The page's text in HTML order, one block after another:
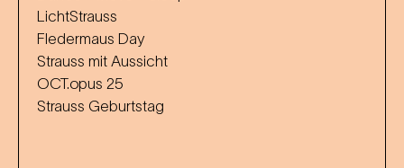
LichtStrauss
Fledermaus Day
Strauss mit Aussicht
OCT.opus 25
Strauss Geburtstag